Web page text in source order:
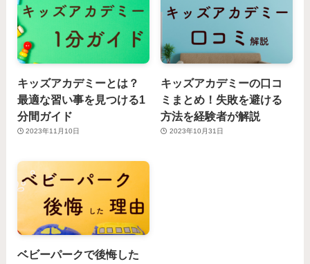
キッズアカデミーとは？
最適な習い事を見つける1
分間ガイド
2023年11月10日
キッズアカデミーの口コ
ミまとめ！失敗を避ける
方法を経験者が解説
2023年10月31日
ベビーパークで後悔した